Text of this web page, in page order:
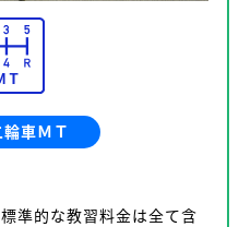
車ＭＴ
準的な教習料金は全て含